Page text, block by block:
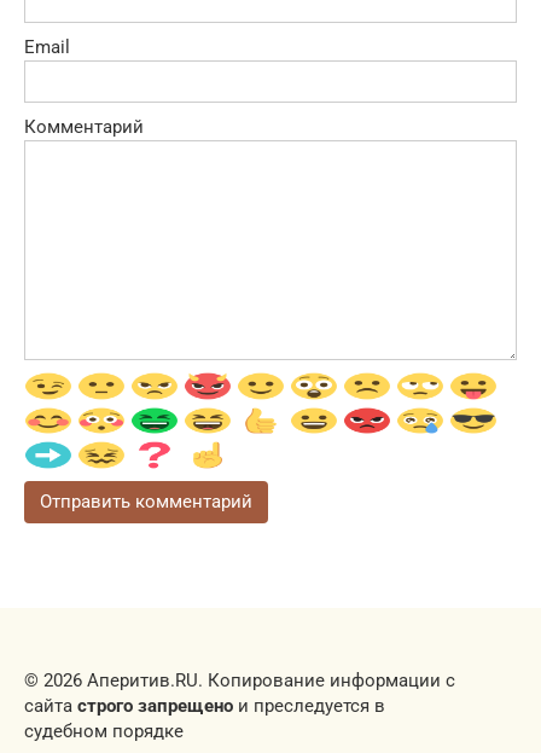
Email
Комментарий
© 2026 Аперитив.RU. Копирование информации с
сайта строго запрещено и преследуется в
судебном порядке